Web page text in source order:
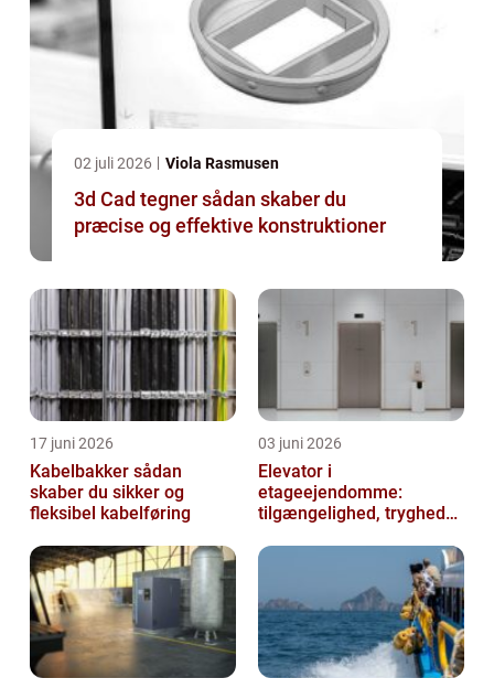
02 juli 2026 Viola Rasmusen
3d Cad tegner sådan skaber du
præcise og effektive konstruktioner
17 juni 2026
Kabelbakker sådan
skaber du sikker og
fleksibel kabelføring
03 juni 2026
Elevator i
etageejendomme:
tilgængelighed, tryghed